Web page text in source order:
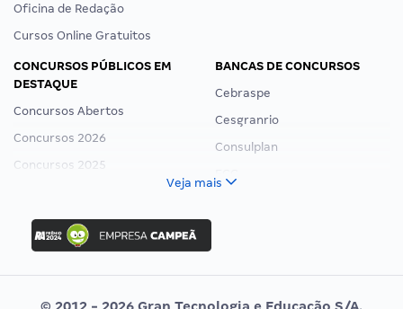
Oficina de Redação
Cursos Online Gratuitos
CONCURSOS PÚBLICOS EM
DESTAQUE
Concursos Abertos
Concursos 2026
Concursos 2025
Concurso Nacional Unificado
Concurso Ibama
Concurso MPU
Editais publicados
BANCAS DE CONCURSOS
Cebraspe
Cesgranrio
Consulplan
Veja mais
© 2012 - 2026 Gran Tecnologia e Educação S/A.